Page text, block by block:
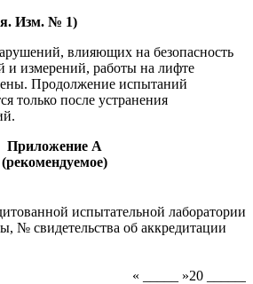
Изм. № 1)
влияющих на безопасность
и измерений, работы на лифте
Продолжение испытаний
только после устранения
Приложение А
(рекомендуемое)
испытательной лаборатории
№ свидетельства об аккредитации
« _____ »20